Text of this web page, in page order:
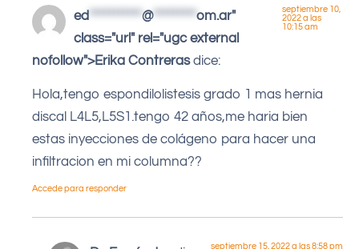
ed ***********@*********om.ar"
class="url" rel="ugc external
nofollow">Erika Contreras dice:
septiembre 10,
2022 a las
10:15 am
Hola,tengo espondilolistesis grado 1 mas hernia
discal L4L5,L5S1.tengo 42 años,me haria bien
estas inyecciones de colágeno para hacer una
infiltracion en mi columna??
Accede para responder
septiembre 15, 2022 a las 8:58 pm